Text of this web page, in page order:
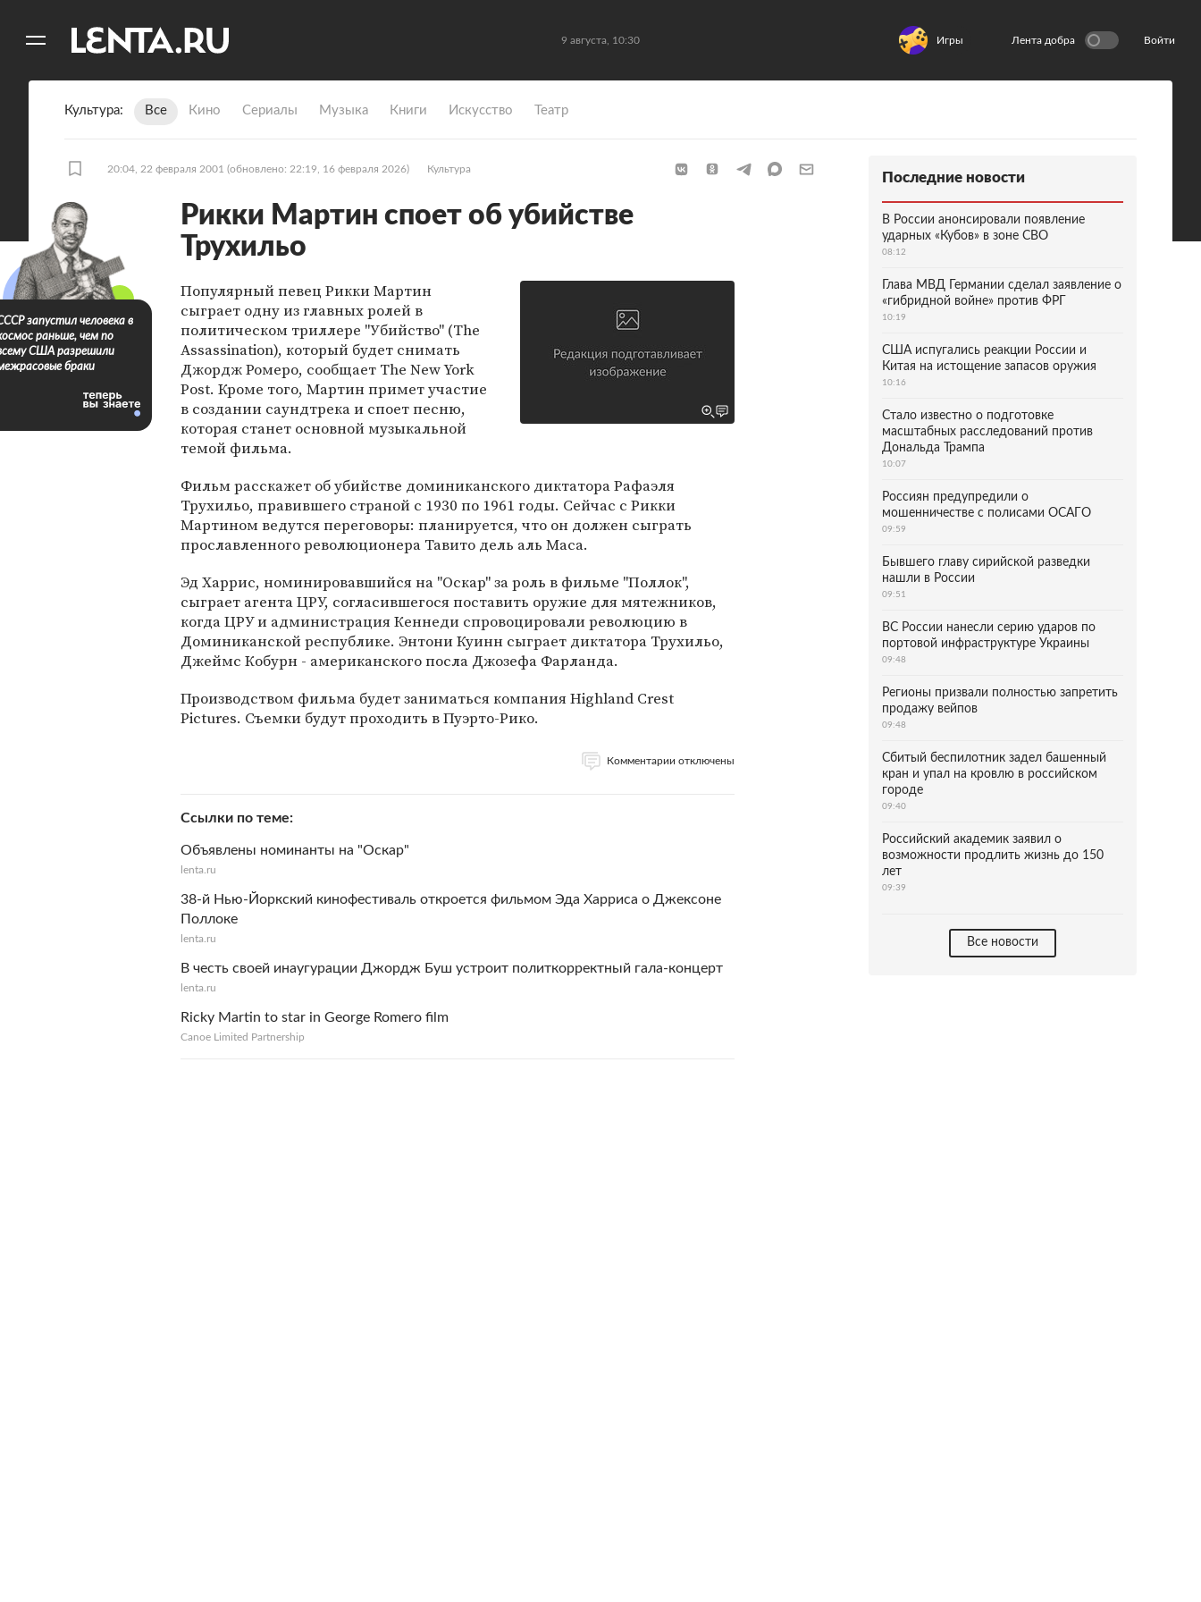
9 августа, 10:30 Игры Лента добра Войти
Культура Все Кино Сериалы Музыка Книги Искусство Театр
20:04, 22 февраля 2001 (обновлено: 22:19, 16 февраля 2026) Культура
Рикки Мартин споет об убийстве
Трухильо
Популярный певец Рикки Мартин
сыграет одну из главных ролей в
политическом триллере "Убийство" (The
Assassination), который будет снимать
Джордж Ромеро, сообщает The New York
Post. Кроме того, Мартин примет участие
в создании саундтрека и споет песню,
которая станет основной музыкальной
темой фильма.
Фильм расскажет об убийстве доминиканского диктатора Рафаэля
Трухильо, правившего страной с 1930 по 1961 годы. Сейчас с Рикки
Мартином ведутся переговоры: планируется, что он должен сыграть
прославленного революционера Тавито дель аль Маса.
Эд Харрис, номинировавшийся на "Оскар" за роль в фильме "Поллок",
сыграет агента ЦРУ, согласившегося поставить оружие для мятежников,
когда ЦРУ и администрация Кеннеди спровоцировали революцию в
Доминиканской республике. Энтони Куинн сыграет диктатора Трухильо,
Джеймс Кобурн - американского посла Джозефа Фарланда.
Производством фильма будет заниматься компания Highland Crest
Pictures. Съемки будут проходить в Пуэрто-Рико.
Комментарии отключены
Ссылки по теме
Объявлены номинанты на "Оскар"
lenta.ru
38-й Нью-Йоркский кинофестиваль откроется фильмом Эда Харриса о Джексоне
Поллоке
lenta.ru
В честь своей инаугурации Джордж Буш устроит политкорректный гала-концерт
lenta.ru
Ricky Martin to star in George Romero film
Canoe Limited Partnership
запустил человека в
раньше, чем по
США разрешили
браки
Последние новости
В России анонсировали появление
ударных «Кубов» в зоне СВО
08:12
Глава МВД Германии сделал заявление о
«гибридной войне» против ФРГ
10:19
США испугались реакции России и
Китая на истощение запасов оружия
10:16
Стало известно о подготовке
масштабных расследований против
Дональда Трампа
10:07
Россиян предупредили о
мошенничестве с полисами ОСАГО
09:59
Бывшего главу сирийской разведки
нашли в России
09:51
ВС России нанесли серию ударов по
портовой инфраструктуре Украины
09:48
Регионы призвали полностью запретить
продажу вейпов
09:48
Сбитый беспилотник задел башенный
кран и упал на кровлю в российском
городе
09:40
Российский академик заявил о
возможности продлить жизнь до 150
лет
09:39
Все новости